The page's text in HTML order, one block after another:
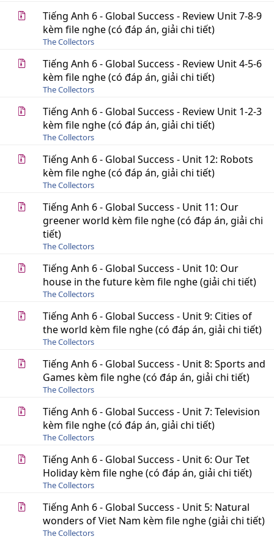
Tiếng Anh 6 - Global Success - Review Unit 7-8-9
kèm file nghe (có đáp án, giải chi tiết)
The Collectors
Tiếng Anh 6 - Global Success - Review Unit 4-5-6
kèm file nghe (có đáp án, giải chi tiết)
The Collectors
Tiếng Anh 6 - Global Success - Review Unit 1-2-3
kèm file nghe (có đáp án, giải chi tiết)
The Collectors
Tiếng Anh 6 - Global Success - Unit 12: Robots
kèm file nghe (có đáp án, giải chi tiết)
The Collectors
Tiếng Anh 6 - Global Success - Unit 11: Our
greener world kèm file nghe (có đáp án, giải chi
tiết)
The Collectors
Tiếng Anh 6 - Global Success - Unit 10: Our
house in the future kèm file nghe (giải chi tiết)
The Collectors
Tiếng Anh 6 - Global Success - Unit 9: Cities of
the world kèm file nghe (có đáp án, giải chi tiết)
The Collectors
Tiếng Anh 6 - Global Success - Unit 8: Sports and
Games kèm file nghe (có đáp án, giải chi tiết)
The Collectors
Tiếng Anh 6 - Global Success - Unit 7: Television
kèm file nghe (có đáp án, giải chi tiết)
The Collectors
Tiếng Anh 6 - Global Success - Unit 6: Our Tet
Holiday kèm file nghe (có đáp án, giải chi tiết)
The Collectors
Tiếng Anh 6 - Global Success - Unit 5: Natural
wonders of Viet Nam kèm file nghe (giải chi tiết)
The Collectors